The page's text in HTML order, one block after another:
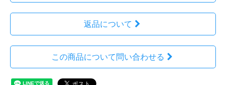
返品について
この商品について問い合わせる